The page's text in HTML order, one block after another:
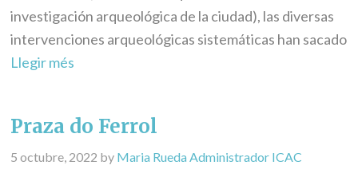
investigación arqueológica de la ciudad), las diversas
intervenciones arqueológicas sistemáticas han sacado
Llegir més
Praza do Ferrol
5 octubre, 2022 by Maria Rueda Administrador ICAC